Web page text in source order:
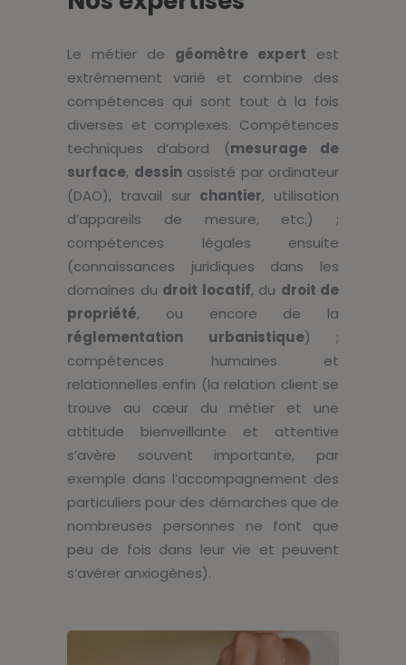
Le métier de géomètre expert est
extrêmement varié et combine des
compétences qui sont tout à la fois
diverses et complexes. Compétences
techniques d’abord (mesurage de
surface, dessinassisté par ordinateur
(DAO), travail sur chantier, utilisation
d’appareils de mesure, etc.) ;
compétences légales ensuite
(connaissances juridiques dans les
domaines du droit locatif, du droit de
propriété, ou encore de la
réglementation urbanistique) ;
compétences humaines et
relationnelles enfin (la relation client se
trouve au cœur du métier et une
attitude bienveillante et attentive
s’avère souvent importante, par
exemple dans l’accompagnement des
particuliers pour des démarches que de
nombreuses personnes ne font que
peu de fois dans leur vie et peuvent
s’avérer anxiogènes).